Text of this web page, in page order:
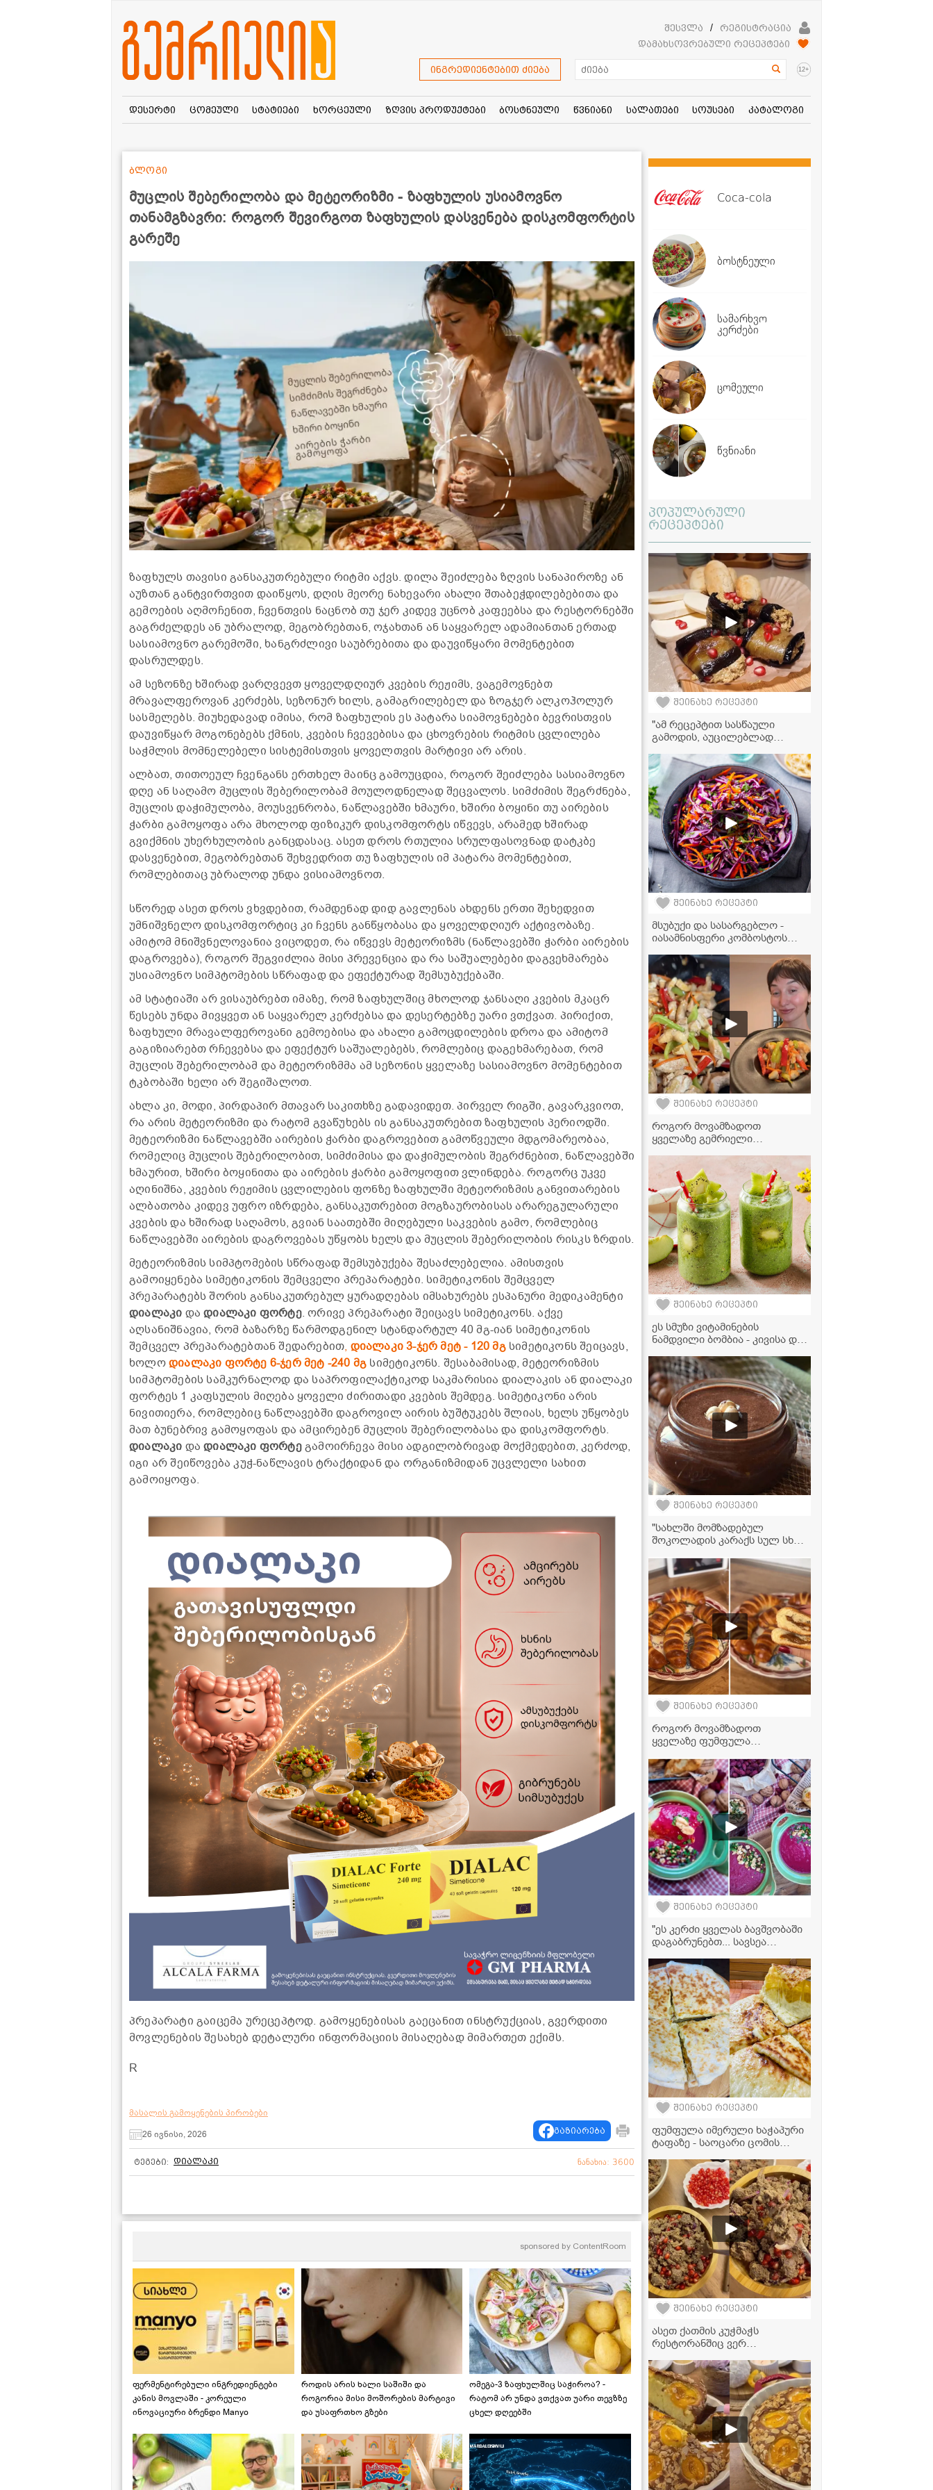
შესვლა /
რეგისტრაცია
დამახსოვრებული რეცეპტები
ინგრედიენტებით ძიება 12+
დესერტი ცომეული სტატიები ხორცეული ზღვის პროდუქტები ბოსტნეული წვნიანი სალათები სოუსები კატალოგი
მუცლის შებერილობა და მეტეორიზმი - ზაფხულის უსიამოვნო
თანამგზავრი: როგორ შევირგოთ ზაფხულის დასვენება დისკომფორტის
გარეშე
ბლოგი
ზაფხულს თავისი განსაკუთრებული რიტმი აქვს. დილა შეიძლება ზღვის სანაპიროზე ან
აუზთან განტვირთვით დაიწყოს, დღის მეორე ნახევარი ახალი შთაბეჭდილებებითა და
გემოების აღმოჩენით, ჩვენთვის ნაცნობ თუ ჯერ კიდევ უცნობ კაფეებსა და რესტორნებში
გაგრძელდეს ან უბრალოდ, მეგობრებთან, ოჯახთან ან საყვარელ ადამიანთან ერთად
სასიამოვნო გარემოში, ხანგრძლივი საუბრებითა და დაუვიწყარი მომენტებით
დასრულდეს.
ამ სეზონზე ხშირად ვარღვევთ ყოველდღიურ კვების რეჟიმს, ვაგემოვნებთ
მრავალფეროვან კერძებს, სეზონურ ხილს, გამაგრილებელ და ზოგჯერ ალკოჰოლურ
სასმელებს. მიუხედავად იმისა, რომ ზაფხულის ეს პატარა სიამოვნებები ბევრისთვის
დაუვიწყარ მოგონებებს ქმნის, კვების ჩვევებისა და ცხოვრების რიტმის ცვლილება
საჭმლის მომნელებელი სისტემისთვის ყოველთვის მარტივი არ არის.
ალბათ, თითოეულ ჩვენგანს ერთხელ მაინც გამოუცდია, როგორ შეიძლება სასიამოვნო
დღე ან საღამო მუცლის შებერილობამ მოულოდნელად შეცვალოს. სიმძიმის შეგრძნება,
მუცლის დაჭიმულობა, მოუსვენრობა, ნაწლავებში ხმაური, ხშირი ბოყინი თუ აირების
ჭარბი გამოყოფა არა მხოლოდ ფიზიკურ დისკომფორტს იწვევს, არამედ ხშირად
გვიქმნის უხერხულობის განცდასაც. ასეთ დროს რთულია სრულფასოვნად დატკბე
დასვენებით, მეგობრებთან შეხვედრით თუ ზაფხულის იმ პატარა მომენტებით,
რომლებითაც უბრალოდ უნდა ვისიამოვნოთ.
სწორედ ასეთ დროს ვხვდებით, რამდენად დიდ გავლენას ახდენს ერთი შეხედვით
უმნიშვნელო დისკომფორტიც კი ჩვენს განწყობასა და ყოველდღიურ აქტივობაზე.
ამიტომ მნიშვნელოვანია ვიცოდეთ, რა იწვევს მეტეორიზმს (ნაწლავებში ჭარბი აირების
დაგროვება), როგორ შეგვიძლია მისი პრევენცია და რა საშუალებები დაგვეხმარება
უსიამოვნო სიმპტომების სწრაფად და ეფექტურად შემსუბუქებაში.
ამ სტატიაში არ ვისაუბრებთ იმაზე, რომ ზაფხულშიც მხოლოდ ჯანსაღი კვების მკაცრ
წესებს უნდა მივყვეთ ან საყვარელ კერძებსა და დესერტებზე უარი ვთქვათ. პირიქით,
ზაფხული მრავალფეროვანი გემოებისა და ახალი გამოცდილების დროა და ამიტომ
გაგიზიარებთ რჩევებსა და ეფექტურ საშუალებებს, რომლებიც დაგეხმარებათ, რომ
მუცლის შებერილობამ და მეტეორიზმმა ამ სეზონის ყველაზე სასიამოვნო მომენტებით
ტკბობაში ხელი არ შეგიშალოთ.
ახლა კი, მოდი, პირდაპირ მთავარ საკითხზე გადავიდეთ. პირველ რიგში, გავარკვიოთ,
რა არის მეტეორიზმი და რატომ გვაწუხებს ის განსაკუთრებით ზაფხულის პერიოდში.
მეტეორიზმი ნაწლავებში აირების ჭარბი დაგროვებით გამოწვეული მდგომარეობაა,
რომელიც მუცლის შებერილობით, სიმძიმისა და დაჭიმულობის შეგრძნებით, ნაწლავებში
ხმაურით, ხშირი ბოყინითა და აირების ჭარბი გამოყოფით ვლინდება. როგორც უკვე
აღინიშნა, კვების რეჟიმის ცვლილების ფონზე ზაფხულში მეტეორიზმის განვითარების
ალბათობა კიდევ უფრო იზრდება, განსაკუთრებით მოგზაურობისას არარეგულარული
კვების და ხშირად საღამოს, გვიან საათებში მიღებული საკვების გამო, რომლებიც
ნაწლავებში აირების დაგროვებას უწყობს ხელს და მუცლის შებერილობის რისკს ზრდის.
მეტეორიზმის სიმპტომების სწრაფად შემსუბუქება შესაძლებელია. ამისთვის
გამოიყენება სიმეტიკონის შემცველი პრეპარატები. სიმეტიკონის შემცველ
პრეპარატებს შორის განსაკუთრებულ ყურადღებას იმსახურებს ესპანური მედიკამენტი
დიალაკი დადიალაკი ფორტე. ორივე პრეპარატი შეიცავს სიმეტიკონს. აქვე
აღსანიშნავია, რომ ბაზარზე წარმოდგენილ სტანდარტულ 40 მგ-იან სიმეტიკონის
შემცველ პრეპარატებთან შედარებით, დიალაკი3-ჯერ მეტ- 120 მგსიმეტიკონს შეიცავს,
ხოლოდიალაკი ფორტე 6-ჯერ მეტ -240 მგ სიმეტიკონს. შესაბამისად, მეტეორიზმის
სიმპტომების სამკურნალოდ და საპროფილაქტიკოდ საკმარისია დიალაკის ან დიალაკი
ფორტეს 1 კაფსულის მიღება ყოველი ძირითადი კვების შემდეგ. სიმეტიკონი არის
ნივითიერა, რომლებიც ნაწლავებში დაგროვილ აირის ბუშტუკებს შლიას, ხელს უწყობეს
მათ ბუნებრივ გამოყოფას და ამცირებენ მუცლის შებერილობასა და დისკომფორტს.
დიალაკი დადიალაკი ფორტეგამოირჩევა მისი ადგილობრივად მოქმედებით, კერძოდ,
იგი არ შეიწოვება კუჭ-ნაწლავის ტრაქტიდან და ორგანიზმიდან უცვლელი სახით
გამოიყოფა.
პრეპარატი გაიცემა ურეცეპტოდ. გამოყენებისას გაეცანით ინსტრუქციას, გვერდითი
მოვლენების შესახებ დეტალური ინფორმაციის მისაღებად მიმართეთ ექიმს.
R
მასალის გამოყენების პირობები
26 ივნისი, 2026
გაზიარება
ტეგები: დიალაკი ნანახია: 3600
sponsored by ContentRoom
ფერმენტირებული ინგრედიენტები
კანის მოვლაში - კორეული
ინოვაციური ბრენდი Manyo
როდის არის ხალი საშიში და
როგორია მისი მოშორების მარტივი
და უსაფრთხო გზები
ომეგა-3 ზაფხულშიც საჭიროა? -
რატომ არ უნდა ვთქვათ უარი თევზზე
ცხელ დღეებში
Coca-cola
ბოსტნეული
სამარხვო
კერძები
ცომეული
წვნიანი
პოპულარული
რეცეპტები
შეინახე რეცეპტი
"ამ რეცეპტით სასწაული
გამოდის, აუცილებლად
გამომცხვარი ბადრიჯანი
ნიგვზით
შეინახე რეცეპტი
მსუბუქი და სასარგებლო -
იასამნისფერი კომბოსტოს
ინგრედიენტებით
შეინახე რეცეპტი
როგორ მოვამზადოთ
ყველაზე გემრიელი
ინგრედიენტი, რომელიც
ყველაფერს ცვლის!
შეინახე რეცეპტი
ეს სმუზი ვიტამინების
ნამდვილი ბომბია - კივისა და
შეინახე რეცეპტი
"სახლში მომზადებულ
შოკოლადის კარაქს სულ სხვა
ვიდეორეცეპტი
შეინახე რეცეპტი
როგორ მოვამზადოთ
ყველაზე ფუმფულა
რძის შიგთავსით - უმარტივესი
რეცეპტი!
შეინახე რეცეპტი
"ეს კერძი ყველას ბავშვობაში
დაგაბრუნებთ... სავსეა
უგემრიელესი, ასევე კარგია
გაციების დროსაც" - შინდის
შეჭამანდი მჭადთან ერთად
შეინახე რეცეპტი
ფუმფულა იმერული ხაჭაპური
ტაფაზე - საოცარი ცომის
შეინახე რეცეპტი
ასეთ ქათმის კუჭმაჭს
რესტორანშიც ვერ
რომლის წყალობითაც კერძი
საოცრად გემრიელი გამოდის